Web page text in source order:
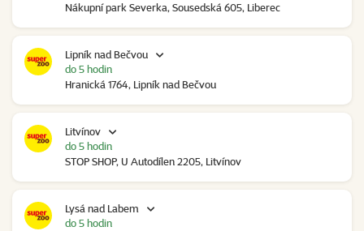
Nákupní park Severka, Sousedská 605, Liberec
Lipník nad Bečvou
Hranická 1764, Lipník nad Bečvou
do 5 hodin
Litvínov
STOP SHOP, U Autodílen 2205, Litvínov
do 5 hodin
Lysá nad Labem
do 5 hodin